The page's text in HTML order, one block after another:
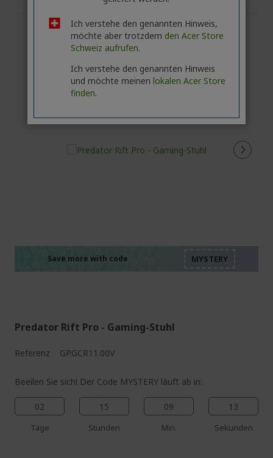
Save more with code
Predator Rift Pro - Gaming-Stuhl
Referenz GP.GCR11.00V
Beeilen Sie sich! Der Code MYSTERY läuft ab in:
02
Tage
15
Stunden
09
Min.
12
Sekunden
Ich verstehe den genannten Hinweis,
möchte aber trotzdem den Acer Store
Schweiz aufrufen.
Ich verstehe den genannten Hinweis
und möchte meinen lokalen Acer Store
finden.